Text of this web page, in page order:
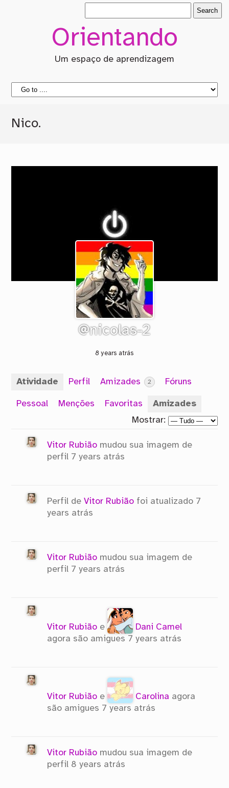
Orientando
Um espaço de aprendizagem
Nico.
@nicolas-2
8 years atrás
Atividade Perfil Amizades 2 Fóruns
Pessoal Menções Favoritas
Amizades
Mostrar:
Vitor Rubião mudou sua imagem de
perfil 7 years atrás
Perfil deVitor Rubião foi atualizado 7
years atrás
Vitor Rubião mudou sua imagem de
perfil 7 years atrás
Vitor Rubião e
Dani Camel
agora são amigues 7 years atrás
Vitor Rubião e Carolina agora
são amigues 7 years atrás
Vitor Rubião mudou sua imagem de
perfil 8 years atrás